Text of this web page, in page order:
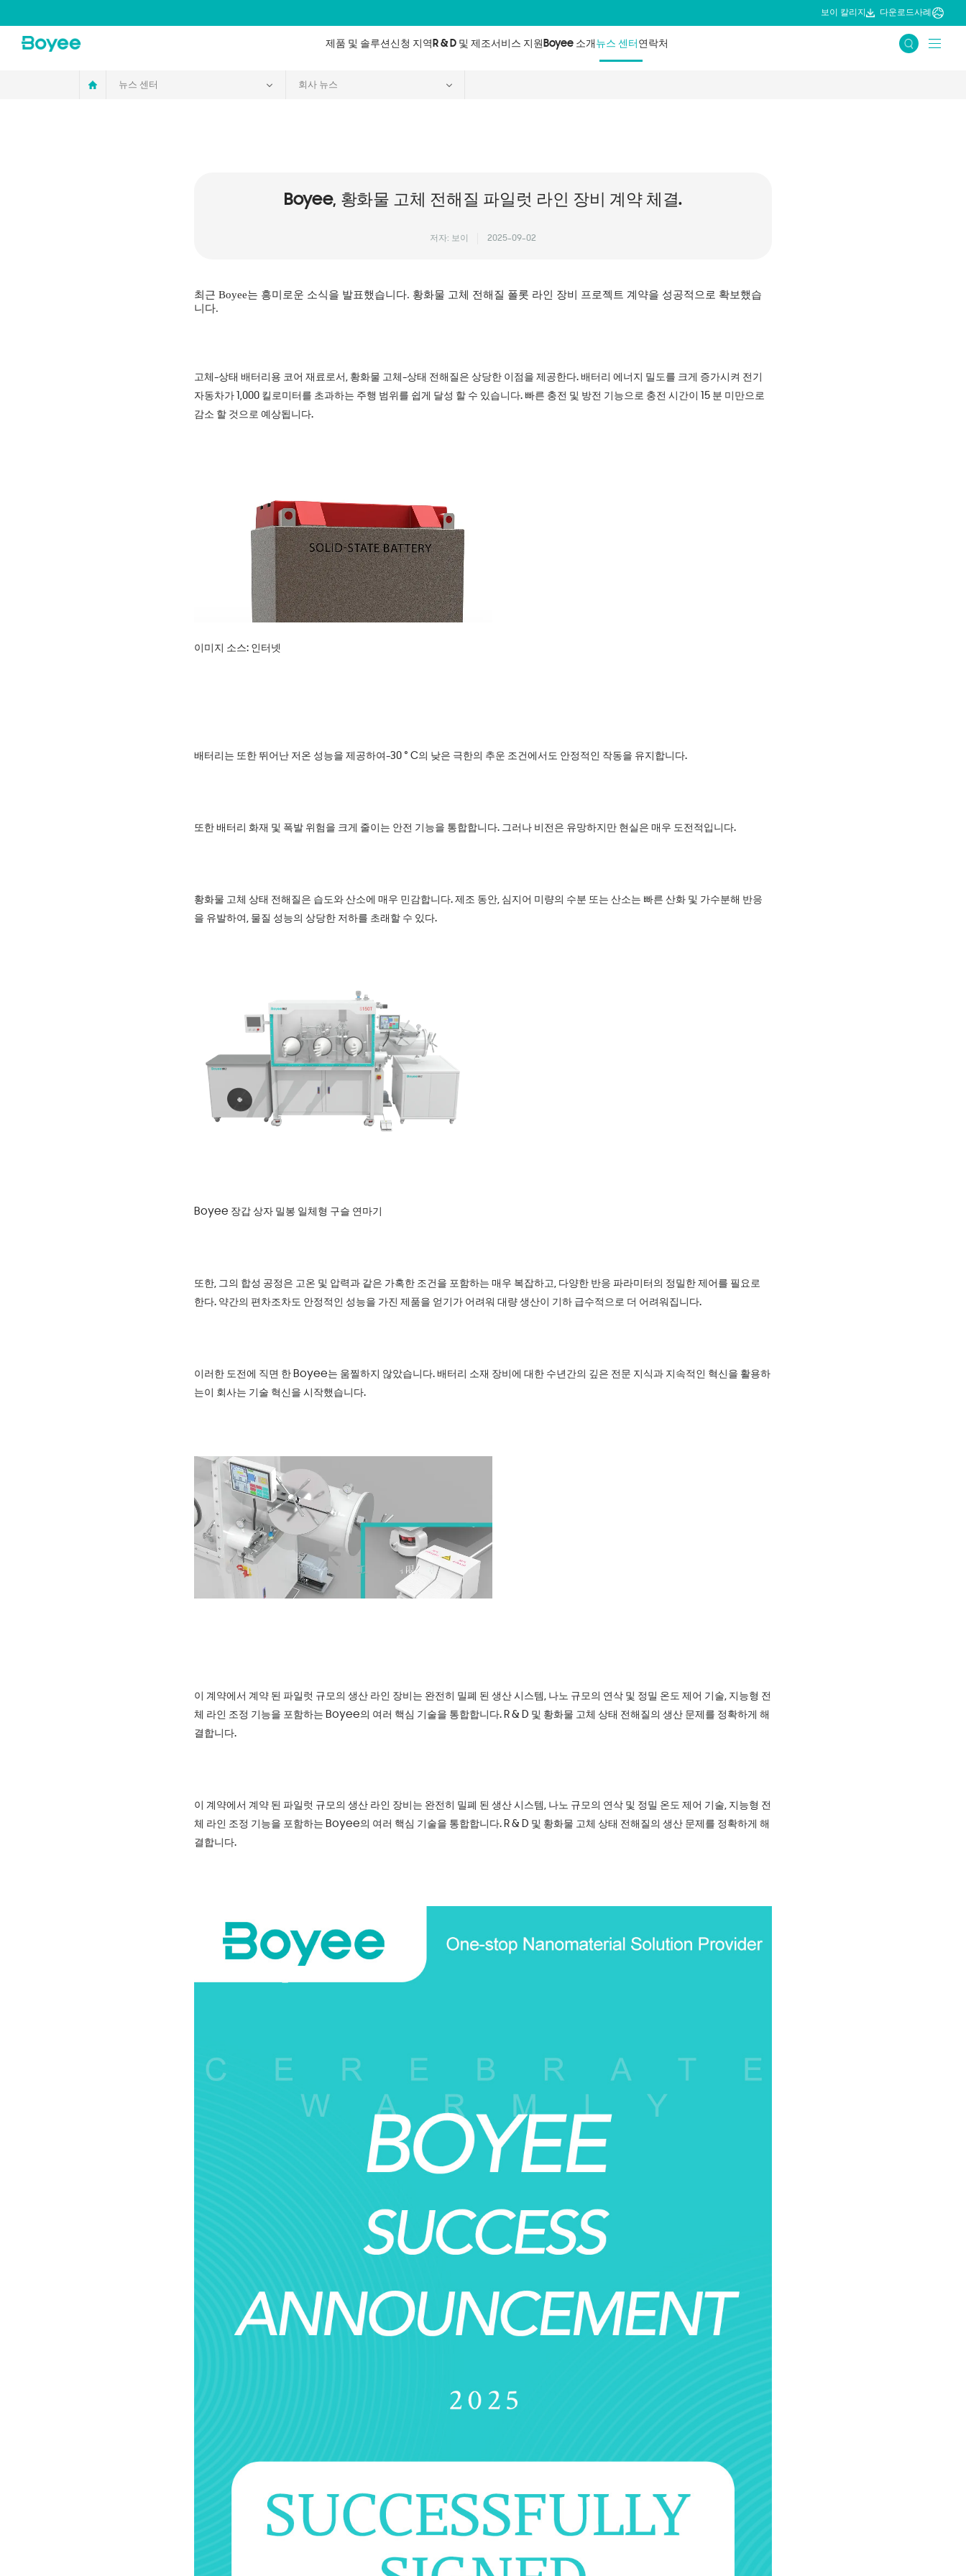
Center
보이 칼리지 다운로드사례
제품 및 솔루션 신청 지역 R & D 및 제조서비스 지원 Boyee 소개 뉴스 센터 연락처
뉴스 센터 회사 뉴스
Boyee, 황화물 고체 전해질 파일럿 라인 장비 계약 체결.
저자: 보이 2025-09-02
최근 Boyee는 흥미로운 소식을 발표했습니다. 황화물 고체 전해질 폴롯 라인 장비 프로젝트 계약을 성공적으로 확보했습
니다.
고체-상태 배터리용 코어 재료로서, 황화물 고체-상태 전해질은 상당한 이점을 제공한다. 배터리 에너지 밀도를 크게 증가시켜 전기
자동차가 1,000 킬로미터를 초과하는 주행 범위를 쉽게 달성 할 수 있습니다. 빠른 충전 및 방전 기능으로 충전 시간이 15 분 미만으로
감소 할 것으로 예상됩니다.
이미지 소스: 인터넷
배터리는 또한 뛰어난 저온 성능을 제공하여-30 ° C의 낮은 극한의 추운 조건에서도 안정적인 작동을 유지합니다.
또한 배터리 화재 및 폭발 위험을 크게 줄이는 안전 기능을 통합합니다. 그러나 비전은 유망하지만 현실은 매우 도전적입니다.
황화물 고체 상태 전해질은 습도와 산소에 매우 민감합니다. 제조 동안, 심지어 미량의 수분 또는 산소는 빠른 산화 및 가수분해 반응
을 유발하여, 물질 성능의 상당한 저하를 초래할 수 있다.
Boyee 장갑 상자 밀봉 일체형 구슬 연마기
또한, 그의 합성 공정은 고온 및 압력과 같은 가혹한 조건을 포함하는 매우 복잡하고, 다양한 반응 파라미터의 정밀한 제어를 필요로
한다. 약간의 편차조차도 안정적인 성능을 가진 제품을 얻기가 어려워 대량 생산이 기하 급수적으로 더 어려워집니다.
이러한 도전에 직면 한 Boyee는 움찔하지 않았습니다. 배터리 소재 장비에 대한 수년간의 깊은 전문 지식과 지속적인 혁신을 활용하
는이 회사는 기술 혁신을 시작했습니다.
이 계약에서 계약 된 파일럿 규모의 생산 라인 장비는 완전히 밀폐 된 생산 시스템, 나노 규모의 연삭 및 정밀 온도 제어 기술, 지능형 전
체 라인 조정 기능을 포함하는 Boyee의 여러 핵심 기술을 통합합니다. R & D 및 황화물 고체 상태 전해질의 생산 문제를 정확하게 해
결합니다.
이 계약에서 계약 된 파일럿 규모의 생산 라인 장비는 완전히 밀폐 된 생산 시스템, 나노 규모의 연삭 및 정밀 온도 제어 기술, 지능형 전
체 라인 조정 기능을 포함하는 Boyee의 여러 핵심 기술을 통합합니다. R & D 및 황화물 고체 상태 전해질의 생산 문제를 정확하게 해
결합니다.